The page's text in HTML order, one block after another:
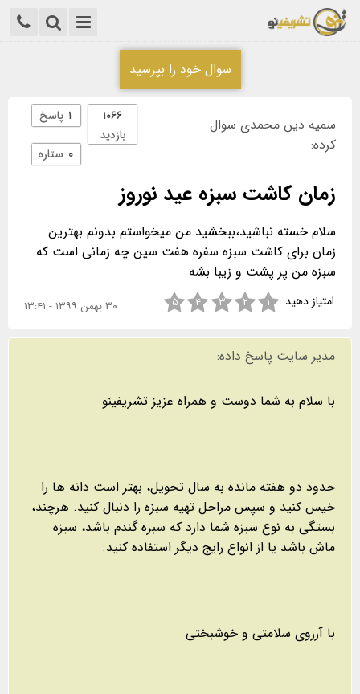
سوال خود را بپرسید
سمیه دین محمدی سوال
کرده:
۱ پاسخ
۱۰۶۶
بازدید
۰ ستاره
زمان کاشت سبزه عید نوروز
سلام خسته نباشید،ببخشید من میخواستم بدونم بهترین
زمان برای کاشت سبزه سفره هفت سین چه زمانی است که
سبزه من پر پشت و زیبا بشه
امتیاز دهید: ۱ ۲ ۳ ۴ ۵ ۳۰ بهمن ۱۳۹۹ - ۱۳:۴۱
مدیر سایت پاسخ داده:
با سلام به شما دوست و همراه عزیز تشریفینو
حدود دو هفته مانده به سال تحویل، بهتر است دانه ها را
خیس کنید و سپس مراحل تهیه سبزه را دنبال کنید. هرچند،
بستگی به نوع سبزه شما دارد که سبزه گندم باشد، سبزه
ماش باشد یا از انواع رایج دیگر استفاده کنید.
با آرزوی سلامتی و خوشبختی